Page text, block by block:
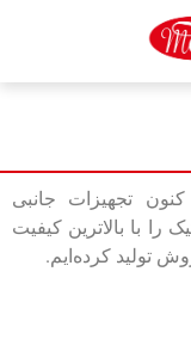
1375 تا کنون تجهیزات جانبی
را با بالاترین کیفیت
تولید کرده‌ایم.